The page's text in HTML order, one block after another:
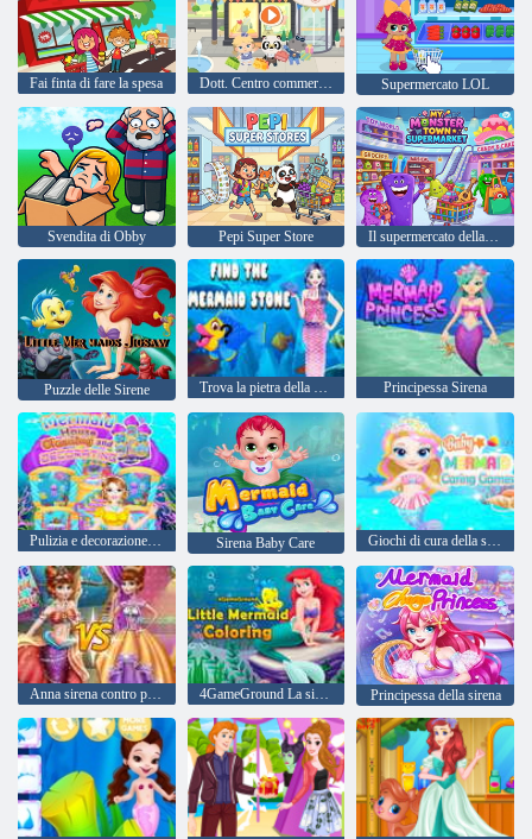
Fai finta di fare la spesa Dott. Centro commerciale Panda Town Supermercato LOL
Svendita di Obby Pepi Super Store Il supermercato della mia città dei mostri
Puzzle delle Sirene Trova la pietra della sirena Principessa Sirena
Pulizia e decorazione della casa del mare della sirena Sirena Baby Care Giochi di cura della sirenetta
Anna sirena contro principessa 4GameGround La sirenetta da colorare Principessa della sirena